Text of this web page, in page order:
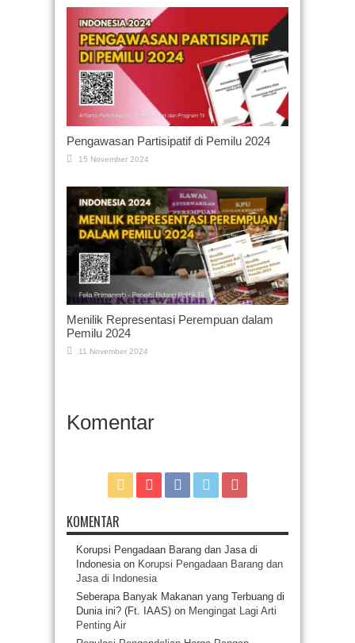
Pengawasan Partisipatif di Pemilu 2024
15 November 2024
Menilik Representasi Perempuan dalam
Pemilu 2024
11 November 2024
Komentar
KOMENTAR
Korupsi Pengadaan Barang dan Jasa di
Indonesiaon Korupsi Pengadaan Barang dan
Jasa di Indonesia
Seberapa Banyak Makanan yang Terbuang di
Dunia ini? (Ft. IAAS) on Mengingat Lagi Arti
Penting Air